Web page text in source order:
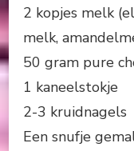
2 kopjes melk
melk,
50 gram pure
1 kaneelstokje
2-3 kruidnagels
Een snufje